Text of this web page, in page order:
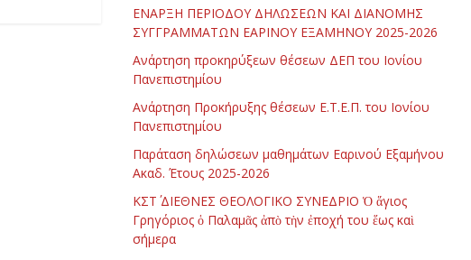
ΕΝΑΡΞΗ ΠΕΡΙΟΔΟΥ ΔΗΛΩΣΕΩΝ ΚΑΙ ΔΙΑΝΟΜΗΣ
ΣΥΓΓΡΑΜΜΑΤΩΝ ΕΑΡΙΝΟΥ ΕΞΑΜΗΝΟΥ 2025-2026
Ανάρτηση προκηρύξεων θέσεων ΔΕΠ του Ιονίου
Πανεπιστημίου
Ανάρτηση Προκήρυξης θέσεων Ε.Τ.Ε.Π. του Ιονίου
Πανεπιστημίου
Παράταση δηλώσεων μαθημάτων Εαρινού Εξαμήνου
Ακαδ. Έτους 2025-2026
ΚΣΤ΄ ΔΙΕΘΝΕΣ ΘΕΟΛΟΓΙΚΟ ΣΥΝΕΔΡΙΟ Ὁ ἅγιος
Γρηγόριος ὁ Παλαμᾶς ἀπὸ τὴν ἐποχή του ἕως καὶ
σήμερα